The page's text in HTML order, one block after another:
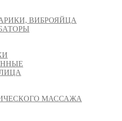
ВИБРОЯЙЦА
МАССАЖА